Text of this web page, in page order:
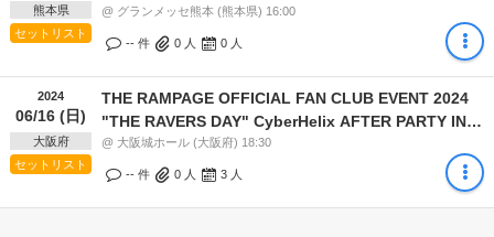
熊本県
セットリスト
@ グランメッセ熊本 (熊本県) 16:00
-- 件 0 人 0 人
2024
06/16 (日)
大阪府
セットリスト
THE RAMPAGE OFFICIAL FAN CLUB EVENT 2024
"THE RAVERS DAY" CyberHelix AFTER PARTY IN
OSAKA
@ 大阪城ホール (大阪府) 18:30
-- 件 0 人 3 人